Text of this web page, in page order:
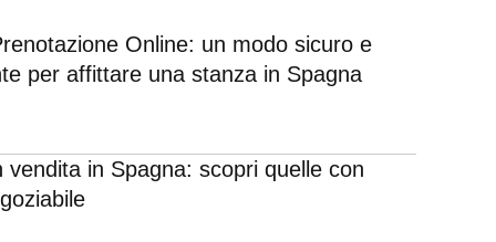
Online: un modo sicuro e
per affittare una stanza in Spagna
vendita in Spagna: scopri quelle con